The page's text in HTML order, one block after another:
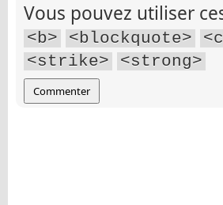
Vous pouvez utiliser
<b>
<blockquote>
<strike>
<strong>